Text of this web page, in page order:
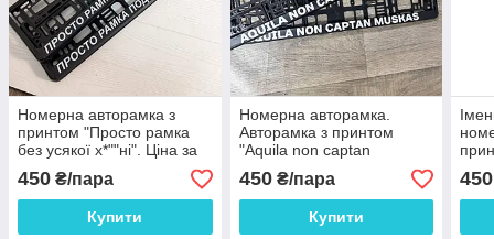
Номерна авторамка з
принтом "Просто рамка
без усякої х*""ні". Ціна за
пару!
450 ₴/пара
Купити
Номерна авторамка.
Авторамка з принтом
"Aquila non captan
muskas". Ціна за пару
2шт!
450₴/пара
Купити
450